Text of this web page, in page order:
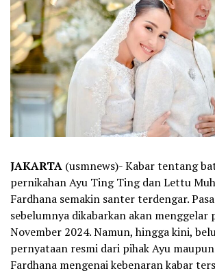
JAKARTA (usmnews)- Kabar tentang
pernikahan Ayu Ting Ting dan Lettu
Fardhana semakin santer terdengar.
sebelumnya dikabarkan akan menggelar
November 2024. Namun, hingga kini,
pernyataan resmi dari pihak Ayu
Fardhana mengenai kebenaran kabar